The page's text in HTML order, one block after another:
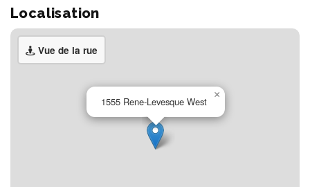
Localisation
Vue de la rue
1555 Rene-Levesque West
×